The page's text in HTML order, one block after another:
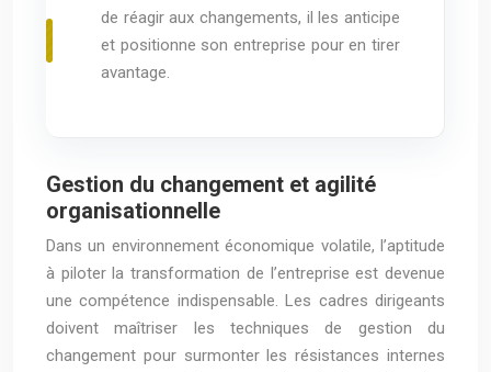
de réagir aux changements, il les anticipe
et positionne son entreprise pour en tirer
avantage.
Gestion du changement et agilité
organisationnelle
Dans un environnement économique volatile, l’aptitude
à piloter la transformation de l’entreprise est devenue
une compétence indispensable. Les cadres dirigeants
doivent maîtriser les techniques de gestion du
changement pour surmonter les résistances internes